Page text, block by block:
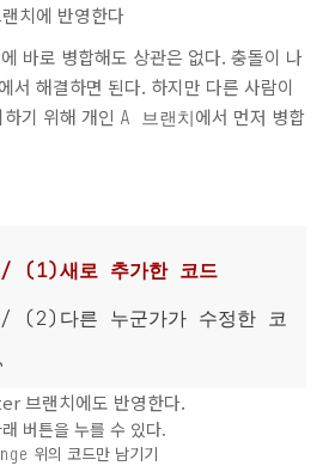
치에 반영한다
바로 병합해도 상관은 없다. 충돌이 나
서 해결하면 된다. 하지만 다른 사람이
기 위해 개인 A 브랜치에서 먼저 병합
(1)새로 추가한 코드
(2)다른 누군가가 수정한 코
브랜치에도 반영한다.
버튼을 누를 수 있다.
위의 코드만 남기기